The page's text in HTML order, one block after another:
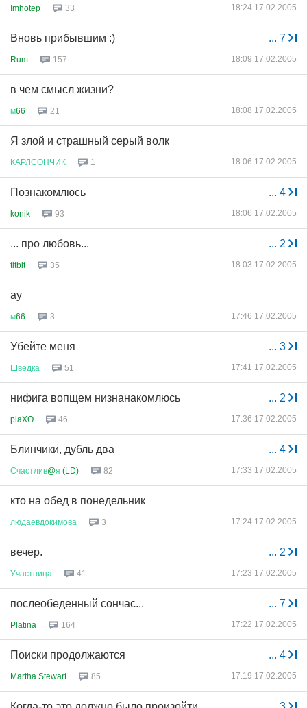
Imhotep 33 18:24 17.02.2005
... 7
Вновь прибывшим :)
Rum 157 18:09 17.02.2005
в чем смысл жизни?
м66 21 18:08 17.02.2005
Я злой и страшный серый волк
КАРЛСОНЧИК 1 18:06 17.02.2005
... 4
Познакомлюсь
konik 93 18:06 17.02.2005
... 2
... про любовь...
titbit 35 18:03 17.02.2005
ау
м66 3 17:46 17.02.2005
... 3
Убейте меня
Шведка 51 17:41 17.02.2005
... 2
нифига вопщем низнанакомлюсь
plaXO 46 17:36 17.02.2005
... 4
Блинчики, дубль два
Счастлив@я (LD) 82 17:33 17.02.2005
кто на обед в понедельник
людаевдокимова 3 17:24 17.02.2005
... 2
вечер.
Участница 41 17:23 17.02.2005
... 7
послеобеденный сончас...
Platina 164 17:22 17.02.2005
... 4
Поиски продолжаются
Martha Stewart 85 17:19 17.02.2005